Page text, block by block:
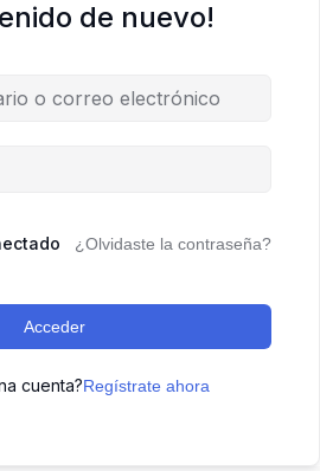
de nuevo!
¿Olvidaste la contraseña?
Acceder
cuenta?Regístrate ahora